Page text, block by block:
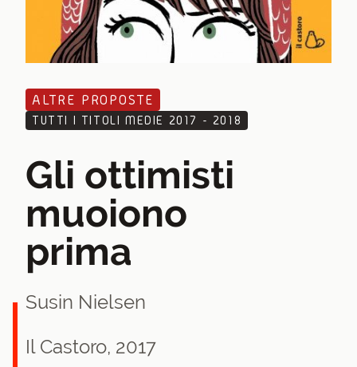
ALTRE PROPOSTE
TUTTI I TITOLI MEDIE 2017 - 2018
Gli ottimisti
muoiono
prima
Susin Nielsen
Il Castoro, 2017